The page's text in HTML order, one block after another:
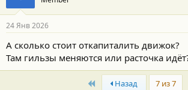
24 Янв 2026
А сколько стоит откапиталить движок?
Там гильзы меняются или расточка
First Назад
7 из 7